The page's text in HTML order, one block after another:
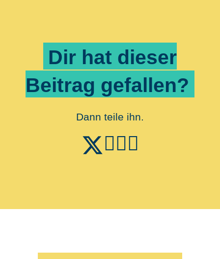
Dir hat dieser
Beitrag gefallen?
Dann teile ihn.